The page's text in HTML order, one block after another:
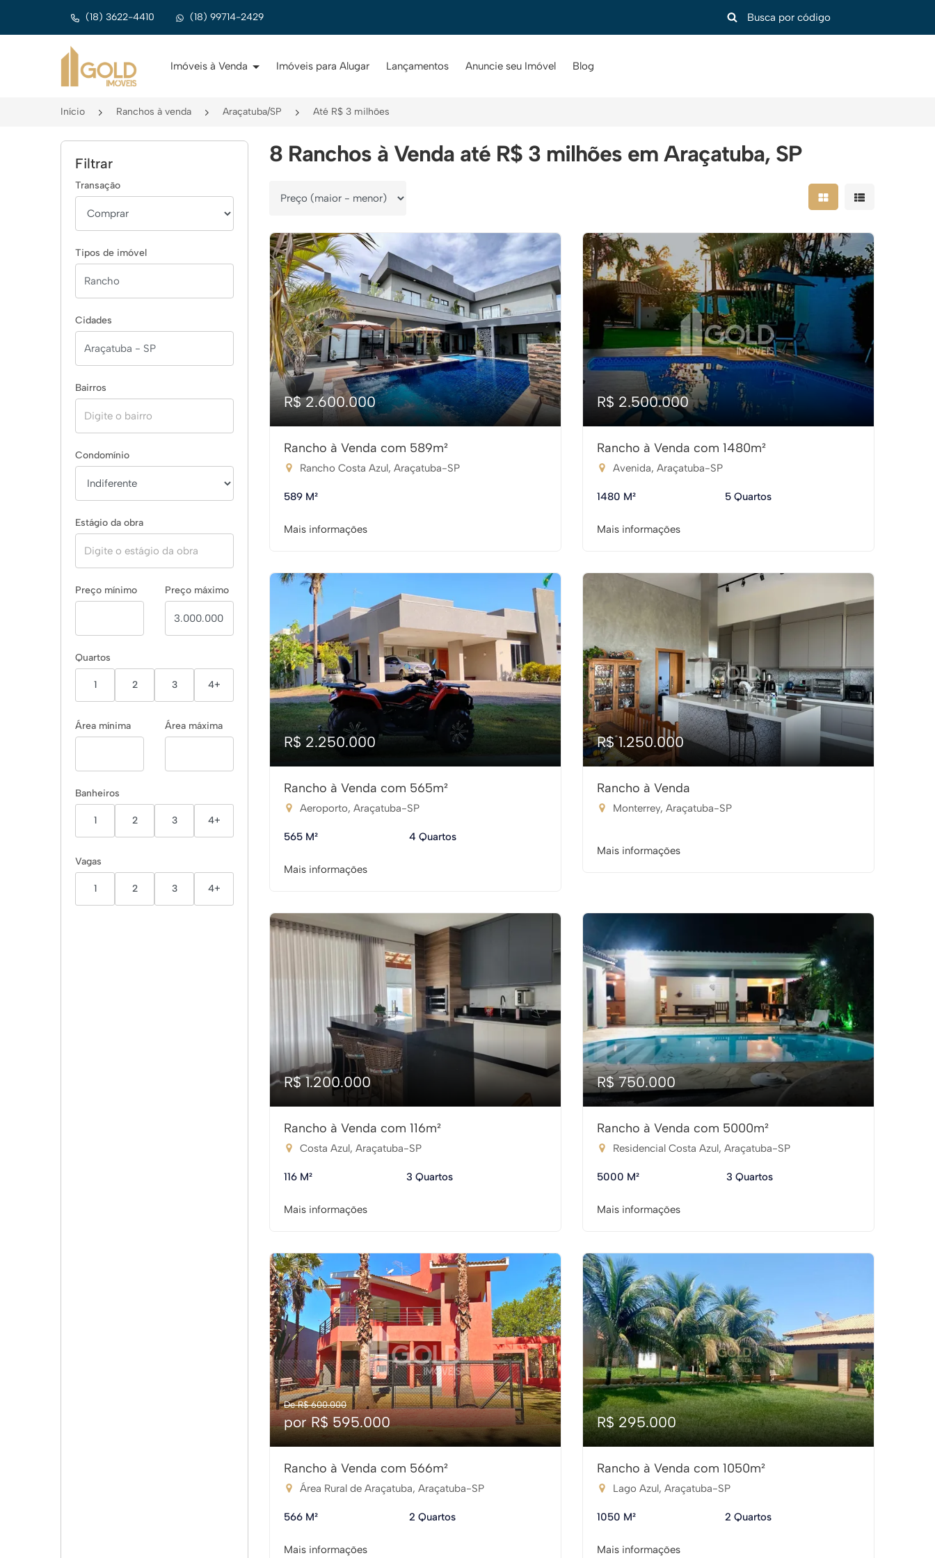
(18) 3622-4410 (18) 99714-2429
Página inicial
Imóveis à Venda Imóveis para Alugar Lançamentos Anuncie seu Imóvel Blog
Início Ranchos à venda Araçatuba/SP Até R$ 3 milhões
Filtrar
Transação
Tipos de imóvel
Cidades
Bairros
Condomínio
Estágio da obra
Preço mínimo Preço máximo
Quartos
1 2 3 4+
Área mínima Área máxima
Banheiros
1 2 3 4+
Vagas
1 2 3 4+
8 Ranchos à Venda até R$ 3 milhões em Araçatuba, SP
Ordenar por Mostrar resultados
Mostrar
R$ 2.600.000
Rancho à Venda com 589m²
Rancho Costa Azul, Araçatuba-SP
589 M²
Mais informações
R$ 2.500.000
Rancho à Venda com 1480m²
Avenida, Araçatuba-SP
1480 M² 5 Quartos
Mais informações
R$ 2.250.000
Rancho à Venda com 565m²
Aeroporto, Araçatuba-SP
565 M² 4 Quartos
Mais informações
R$ 1.250.000
Rancho à Venda
Monterrey, Araçatuba-SP
Mais informações
R$ 1.200.000
Rancho à Venda com 116m²
Costa Azul, Araçatuba-SP
116 M² 3 Quartos
Mais informações
R$ 750.000
Rancho à Venda com 5000m²
Residencial Costa Azul, Araçatuba-SP
5000 M² 3 Quartos
Mais informações
De R$ 600.000
por R$ 595.000
Rancho à Venda com 566m²
Área Rural de Araçatuba, Araçatuba-SP
566 M² 2 Quartos
Mais informações
R$ 295.000
Rancho à Venda com 1050m²
Lago Azul, Araçatuba-SP
1050 M² 2 Quartos
Mais informações